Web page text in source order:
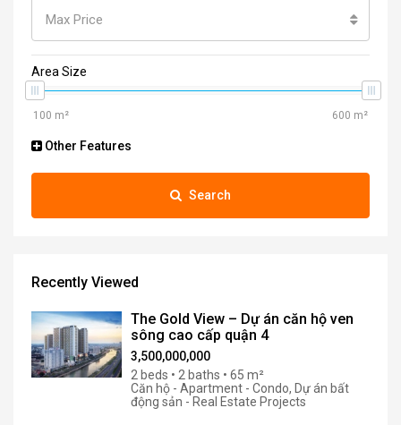
Max Price
Area Size
Other Features
Search
Recently Viewed
The Gold View – Dự án căn hộ ven
sông cao cấp quận 4
3,500,000,000
2 beds • 2 baths • 65 m²
Căn hộ - Apartment - Condo, Dự án bất
động sản - Real Estate Projects